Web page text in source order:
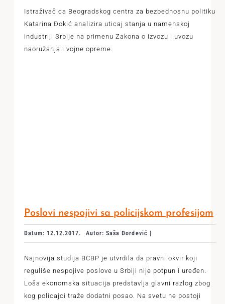
Istraživačica Beogradskog centra za bezbednosnu politiku
Katarina Đokić analizira uticaj stanja u namenskoj
industriji Srbije na primenu Zakona o izvozu i uvozu
naoružanja i vojne opreme.
Poslovi nespojivi sa policijskom profesijom
Datum: 12.12.2017. Autor: Saša Đorđević |
Najnovija studija BCBP je utvrdila da pravni okvir koji
reguliše nespojive poslove u Srbiji nije potpun i uređen.
Loša ekonomska situacija predstavlja glavni razlog zbog
kog policajci traže dodatni posao. Na svetu ne postoji